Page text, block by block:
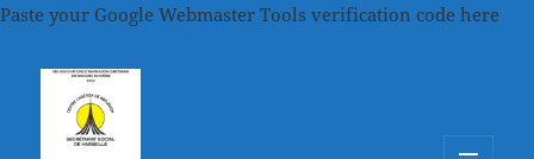
Paste your Google Webmaster Tools verification code here